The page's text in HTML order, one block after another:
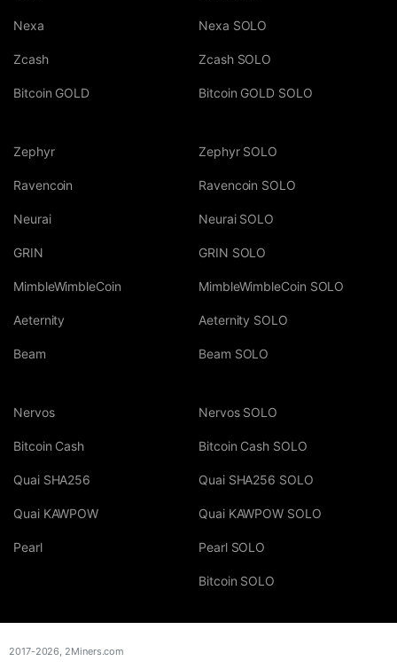
Nexa
Zcash
Bitcoin GOLD
Nexa SOLO
Zcash SOLO
Bitcoin GOLD SOLO
Zephyr
Ravencoin
Neurai
GRIN
MimbleWimbleCoin
Aeternity
Beam
Zephyr SOLO
Ravencoin SOLO
Neurai SOLO
GRIN SOLO
MimbleWimbleCoin SOLO
Aeternity SOLO
Beam SOLO
Nervos
Bitcoin Cash
Quai SHA256
Quai KAWPOW
Pearl
Nervos SOLO
Bitcoin Cash SOLO
Quai SHA256 SOLO
Quai KAWPOW SOLO
Pearl SOLO
Bitcoin SOLO
2017-2026, 2Miners.com